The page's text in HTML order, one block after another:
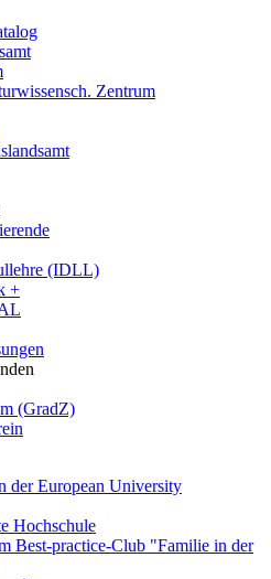
Zentrum
(IDLL)
+
(GradZ)